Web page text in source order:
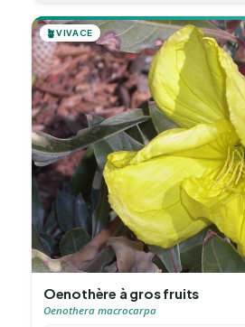
🪴VIVACE
Oenothère à gros fruits
Oenothera macrocarpa